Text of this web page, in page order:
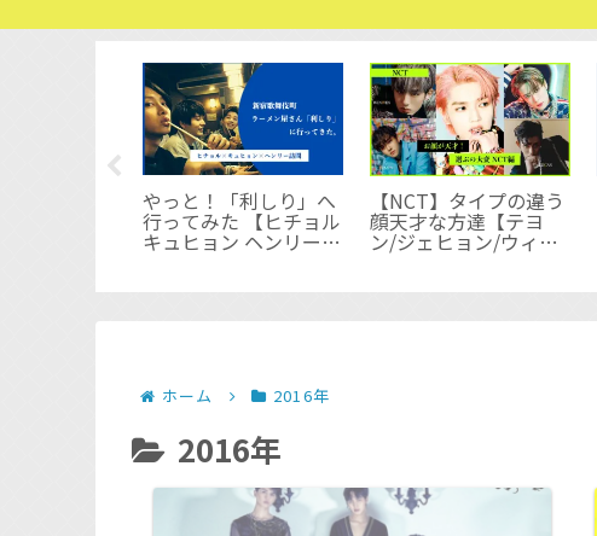
やっと！「利しり」へ
行ってみた 【ヒチョル
キュヒョン ヘンリーの
【NCT】タイプの違う
顔天才な方達【テヨ
ン/ジェヒョン/ウィン
ウィン/ルーカス/ジェ
ホーム 2016年
2016年